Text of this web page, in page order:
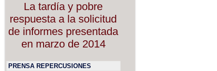
La tardía y pobre
respuesta a la solicitud
de informes presentada
en marzo de 2014
PRENSA REPERCUSIONES